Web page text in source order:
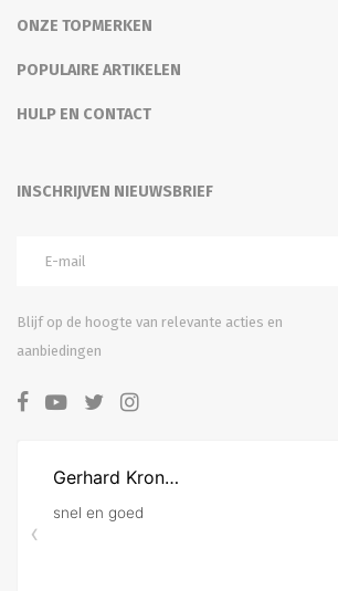
ONZE TOPMERKEN
POPULAIRE ARTIKELEN
HULP EN CONTACT
INSCHRIJVEN NIEUWSBRIEF
Blijf op de hoogte van relevante acties en
aanbiedingen